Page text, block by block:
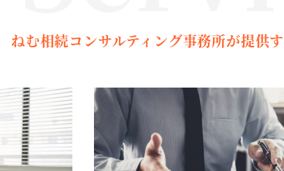
ねむ相続コンサルティング事務所が提供